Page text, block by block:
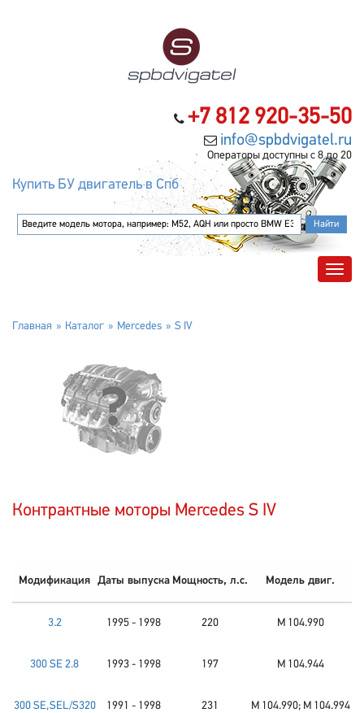
+7 812 920-35-50
info@spbdvigatel.ru
Операторы доступны с 8 до 20
Купить БУ двигатель в Спб
Главная Каталог Mercedes S IV
Контрактные моторы Mercedes S IV
Модификация Даты выпуска Мощность, л.с. Модель двиг.
3.2 1995 - 1998 220 M 104.990
300 SE 2.8 1993 - 1998 197 M 104.944
300 SE,SEL/S320 1991 - 1998 231 M 104.990; M 104.994